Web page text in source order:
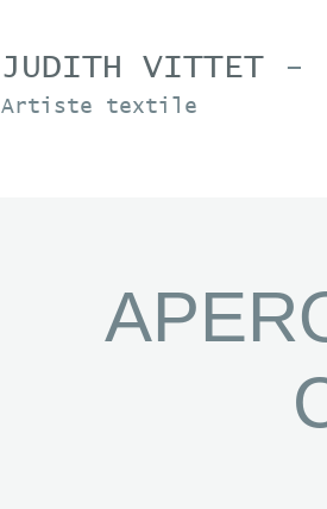
JUDITH VITTET -
Artiste textile